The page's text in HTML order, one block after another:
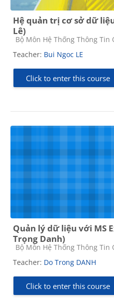
Hệ quản trị cơ sở dữ
Lê)
Course category
Bộ Môn Hệ Thống Thông Tin
Teacher: Bui Ngoc LE
Click to enter this course
Quản lý dữ liệu với MS
Trọng Danh)
Course category
Bộ Môn Hệ Thống Thông Tin
Teacher: Do Trong DANH
Click to enter this course